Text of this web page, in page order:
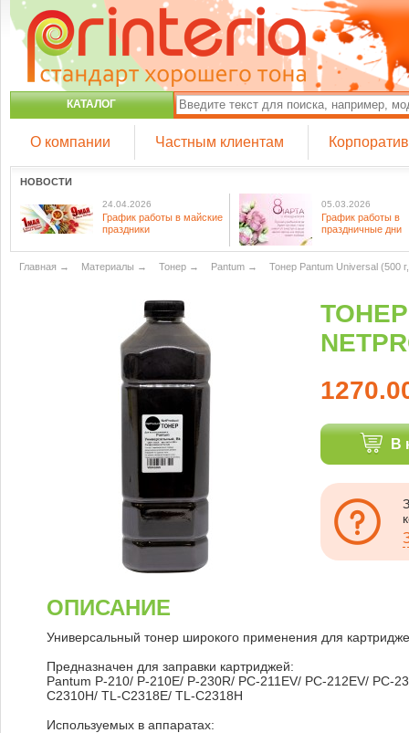
КАТАЛОГ
О компании Частным клиентам
НОВОСТИ
24.04.2026
График работы в майские
праздники
05.03.2026
График работы в
праздничные дни
Главная → Материалы → Тонер → Pantum → Тонер Pantum Universal (500
ТОНЕР
В
ОПИСАНИЕ
Универсальный тонер широкого применения для
Предназначен для заправки картриджей:
Pantum P-210/ P-210E/ P-230R/ PC-211EV/ PC-212EV/ PC-
C2310H/ TL-C2318E/ TL-C2318H
Используемых в аппаратах: